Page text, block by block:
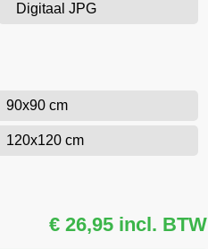
Digitaal JPG
90x90 cm
120x120 cm
€ 26,95 incl. BTW